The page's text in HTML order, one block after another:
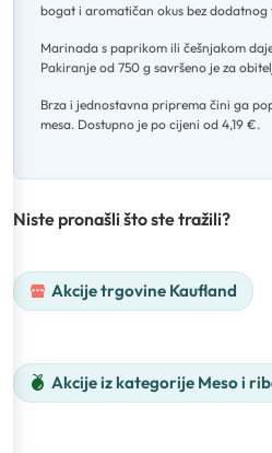
bogat i aromatičan okus bez dodatnog
Marinada s paprikom ili češnjakom
Pakiranje od 750 g savršeno je za
Brza i jednostavna priprema čini ga
mesa. Dostupno je po cijeni od 4,19 €.
Niste pronašli što ste tražili?
Akcije trgovine Kaufland
Akcije iz kategorije Meso i